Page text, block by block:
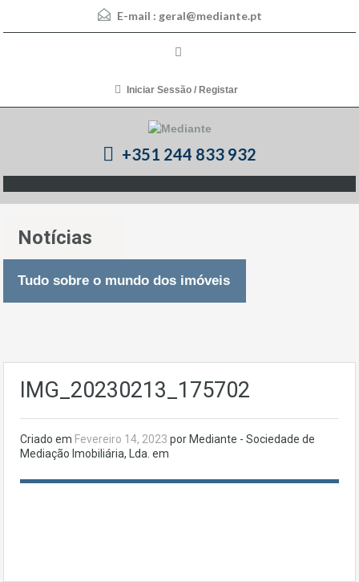
E-mail : geral@mediante.pt
Iniciar Sessão / Registar
+351 244 833 932
Notícias
Tudo sobre o mundo dos imóveis
IMG_20230213_175702
Criado em Fevereiro 14, 2023 por Mediante - Sociedade de
Mediação Imobiliária, Lda. em